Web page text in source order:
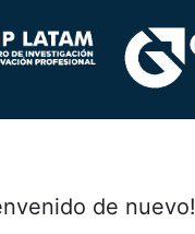
de nuevo!